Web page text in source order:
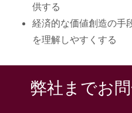
供する
経済的な価値創造の手
を理解しやすくする
弊社までお